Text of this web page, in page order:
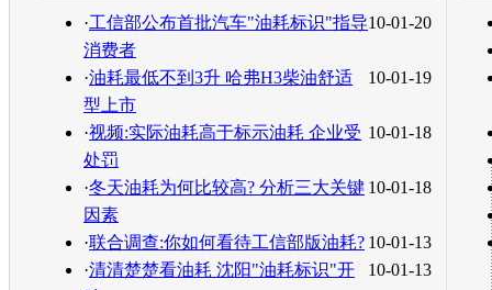
转发至：
10-01-20
·工信部公布首批汽车"油耗标识"指导
消费者
10-01-19
·油耗最低不到3升 哈弗H3柴油舒适
型上市
10-01-18
·视频:实际油耗高于标示油耗 企业受
处罚
10-01-18
·冬天油耗为何比较高? 分析三大关键
因素
10-01-13
·联合调查:你如何看待工信部版油耗?
10-01-13
·清清楚楚看油耗 沈阳"油耗标识"开